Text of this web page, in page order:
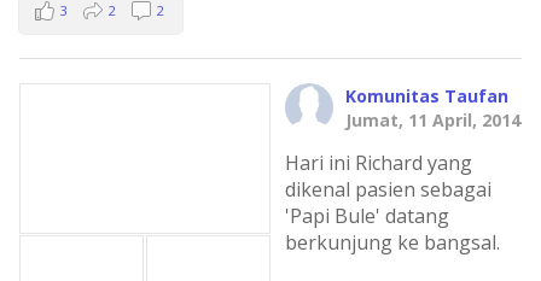
3 2 2
Komunitas Taufan
Jumat, 11 April, 2014
Hari ini Richard yang
dikenal pasien sebagai
'Papi Bule' datang
berkunjung ke bangsal.